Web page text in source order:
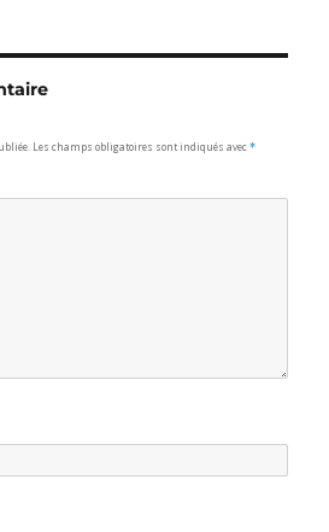
Les champs obligatoires sont indiqués avec*